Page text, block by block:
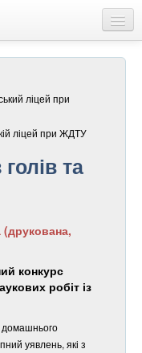
ліцей при
ліцей при ЖДТУ
та
конкурс
робіт із
домашнього
уявлень, які з